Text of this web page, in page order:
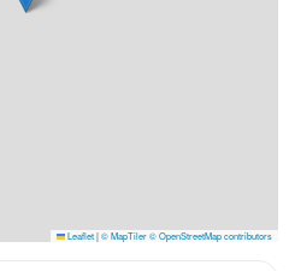
Leaflet|© MapTiler© OpenStreetMap contributors